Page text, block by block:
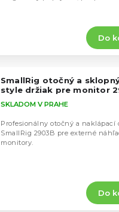
Do
SmallRig otočný a sklopný
style držiak pre monitor
SKLADOM V PRAHE
Do
Profesionálny otočný a naklápací
SmallRig 2903B pre externé
monitory.